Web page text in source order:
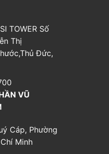
TOWER Số
Thị
Đức,
VŨ
Cáp, Phường
Minh